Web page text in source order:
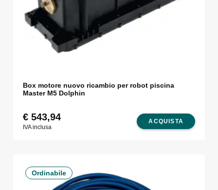
Box motore nuovo ricambio per robot piscina
Master M5 Dolphin
ACQUISTA
€543,94
IVA inclusa
Ordinabile